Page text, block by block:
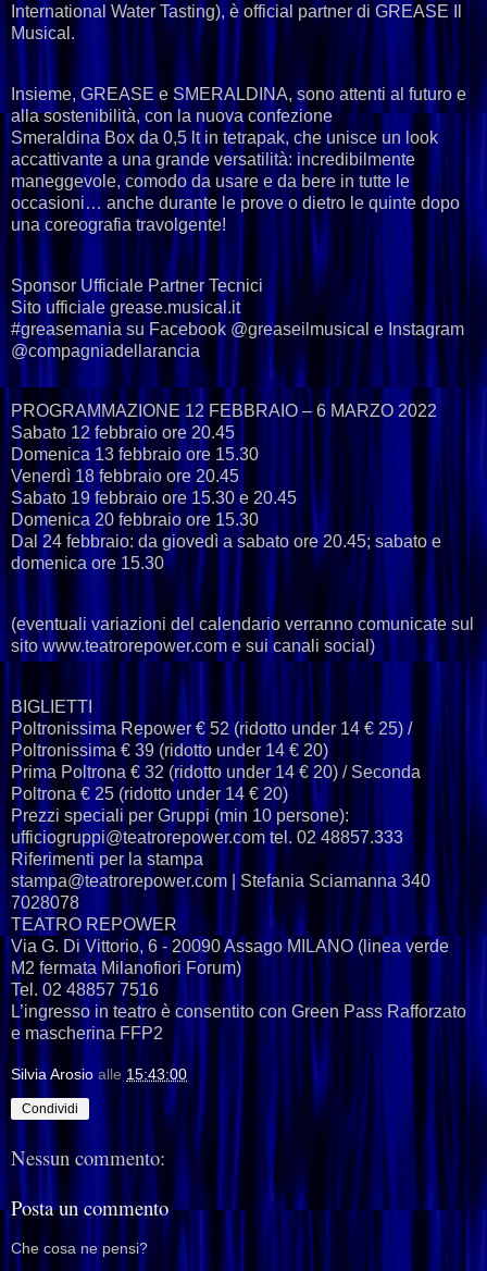
International Water Tasting), è official partner di GREASE Il
Musical.
Insieme, GREASE e SMERALDINA, sono attenti al futuro e
alla sostenibilità, con la nuova confezione
Smeraldina Box da 0,5 lt in tetrapak, che unisce un look
accattivante a una grande versatilità: incredibilmente
maneggevole, comodo da usare e da bere in tutte le
occasioni… anche durante le prove o dietro le quinte dopo
una coreografia travolgente!
Sponsor Ufficiale Partner Tecnici
Sito ufficiale grease.musical.it
#greasemania su Facebook @greaseilmusical e Instagram
@compagniadellarancia
PROGRAMMAZIONE 12 FEBBRAIO – 6 MARZO 2022
Sabato 12 febbraio ore 20.45
Domenica 13 febbraio ore 15.30
Venerdì 18 febbraio ore 20.45
Sabato 19 febbraio ore 15.30 e 20.45
Domenica 20 febbraio ore 15.30
Dal 24 febbraio: da giovedì a sabato ore 20.45; sabato e
domenica ore 15.30
(eventuali variazioni del calendario verranno comunicate sul
sito www.teatrorepower.com e sui canali social)
BIGLIETTI
Poltronissima Repower € 52 (ridotto under 14 € 25) /
Poltronissima € 39 (ridotto under 14 € 20)
Prima Poltrona € 32 (ridotto under 14 € 20) / Seconda
Poltrona € 25 (ridotto under 14 € 20)
Prezzi speciali per Gruppi (min 10 persone):
ufficiogruppi@teatrorepower.com tel. 02 48857.333
Riferimenti per la stampa
stampa@teatrorepower.com | Stefania Sciamanna 340
7028078
TEATRO REPOWER
Via G. Di Vittorio, 6 - 20090 Assago MILANO (linea verde
M2 fermata Milanofiori Forum)
Tel. 02 48857 7516
L’ingresso in teatro è consentito con Green Pass Rafforzato
e mascherina FFP2
Silvia Arosio alle 15:43:00
Condividi
Nessun commento:
Posta un commento
Che cosa ne pensi?